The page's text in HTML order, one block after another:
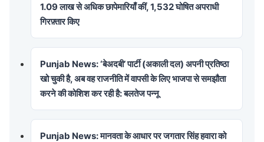
1.09 लाख से अधिक छापेमारियाँ कीं, 1,532 घोषित अपराधी
गिरफ़्तार किए
Punjab News: ‘बेअदबी’ पार्टी (अकाली दल) अपनी प्रतिष्ठा
खो चुकी है, अब वह राजनीति में वापसी के लिए भाजपा से समझौता
करने की कोशिश कर रही है: बलतेज पन्नू
Punjab News: मानवता के आधार पर जगतार सिंह हवारा को